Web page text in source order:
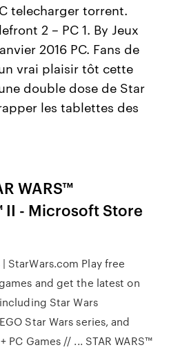
telecharger torrent.
2 – PC 1. By Jeux
2016 PC. Fans de
vrai plaisir tôt cette
double dose de Star
les tablettes des
WARS™
- Microsoft Store
StarWars.com Play free
and get the latest on
Star Wars
Star Wars series, and
PC Games // ... STAR WARS™